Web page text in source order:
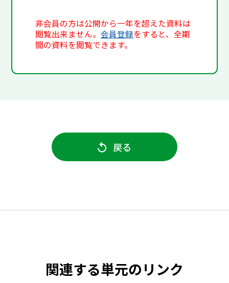
非会員の方は公開から一年を超えた資料は
閲覧出来ません。会員登録をすると、全期
間の資料を閲覧できます。
戻る
関連する単元のリンク